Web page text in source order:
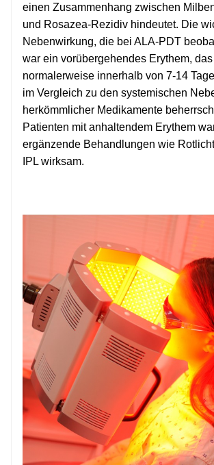
einen Zusammenhang zwischen
und Rosazea-Rezidiv hindeutet. Die
Nebenwirkung, die bei ALA-PDT
war ein vorübergehendes Erythem, das
normalerweise innerhalb von 7-14
im Vergleich zu den systemischen
herkömmlicher Medikamente
Patienten mit anhaltendem Erythem
ergänzende Behandlungen wie
IPL wirksam.